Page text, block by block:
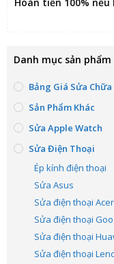
Danh mục sản phẩm
Bảng Giá Sửa Chữa
Sản Phẩm Khác
Sửa Apple Watch
Sửa Điện Thoại
Ép kính điện thoại
Sửa Asus
Sửa điện thoại Acer
Sửa điện thoại
Sửa điện thoại
Sửa điện thoại